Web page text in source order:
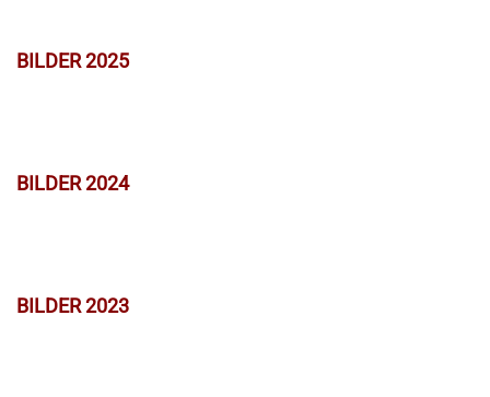
BILDER 2025
BILDER 2024
BILDER 2023